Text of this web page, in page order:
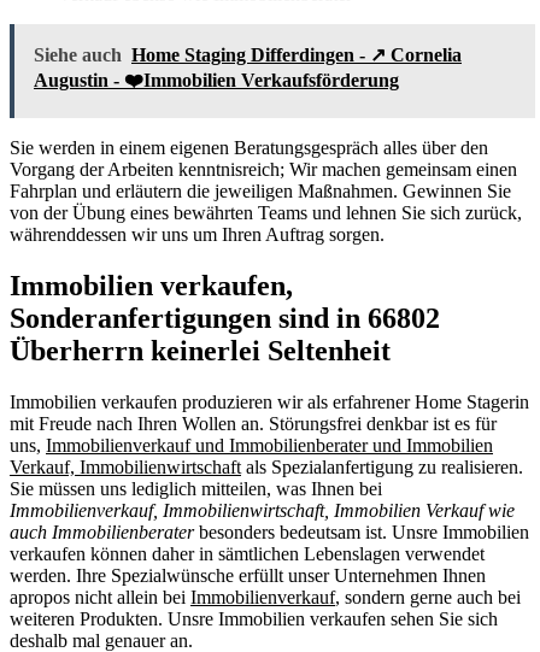
Siehe auch Home Staging Differdingen - ↗️ Cornelia
Augustin - ❤️Immobilien Verkaufsförderung
Sie werden in einem eigenen Beratungsgespräch alles über den
Vorgang der Arbeiten kenntnisreich; Wir machen gemeinsam einen
Fahrplan und erläutern die jeweiligen Maßnahmen. Gewinnen Sie
von der Übung eines bewährten Teams und lehnen Sie sich zurück,
währenddessen wir uns um Ihren Auftrag sorgen.
Immobilien verkaufen,
Sonderanfertigungen sind in 66802
Überherrn keinerlei Seltenheit
Immobilien verkaufen produzieren wir als erfahrener Home Stagerin
mit Freude nach Ihren Wollen an. Störungsfrei denkbar ist es für
uns, Immobilienverkauf und Immobilienberater und Immobilien
Verkauf, Immobilienwirtschaft als Spezialanfertigung zu realisieren.
Sie müssen uns lediglich mitteilen, was Ihnen bei
Immobilienverkauf, Immobilienwirtschaft, Immobilien Verkauf wie
auch Immobilienberaterbesonders bedeutsam ist. Unsre Immobilien
verkaufen können daher in sämtlichen Lebenslagen verwendet
werden. Ihre Spezialwünsche erfüllt unser Unternehmen Ihnen
apropos nicht allein bei Immobilienverkauf, sondern gerne auch bei
weiteren Produkten. Unsre Immobilien verkaufen sehen Sie sich
deshalb mal genauer an.